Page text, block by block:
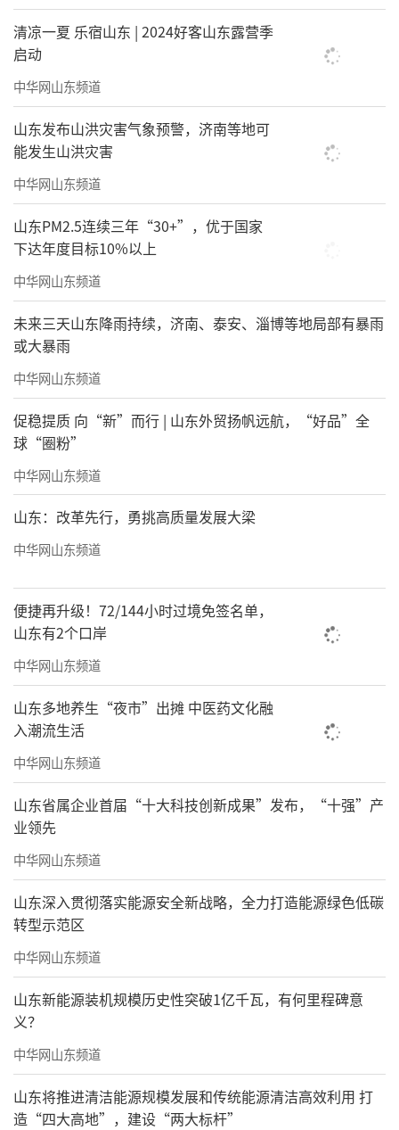
2026TAOTIE中国书香城市榜上榜前十省份
广东依旧领跑全国，以5座上榜城市蝉联省
份榜首，广州、深圳双核心引领，东莞、汕
头、佛山协同发力，凭借雄厚经济实力与开放
文化氛围，打造出一批全国知名阅读品牌，成
为书香建设的先行标杆。
湖南、江苏、山东三省各有4座城市上榜，
构成全国书香建设的中坚力量：湖南以文创产
业赋能阅读创新，长沙、衡阳、常德、株洲各
具特色；江苏凭借优质教育资源与完善服务体
系，南京、苏州、无锡、常州尽显江南书香底
蕴；山东依托儒家文化底蕴，济南、青岛、烟
台、潍坊等城市联动打造“书香齐鲁”。
福建、河北、河南、浙江各3城上榜，湖
北、辽宁各2城上榜，江西凭借南昌新晋实现零
的突破，全民阅读的版图持续扩容，东中西部
协同发展的态势愈发清晰。
结语
书香润城，贵在久久为功。2026TAOTIE中
国书香城市榜，用“稳”印证全民阅读长效深
耕成果，用“变”激励城市精细提质、良性精
进，49城坚守底色、一城新锐突围，恰恰道出
书香城市建设的核心真谛：文化建设无捷径，
唯有持续深耕、普惠为民，方能筑牢城市文
脉。
标杆引领、新秀突围，大城小城各展其
长，书香城市早已走出粗放造势的阶段，步入
精细、普惠、长效的新征程。全民阅读将持续
扎根城市，各地守文脉、优服务、创场景，让
书香从场馆走向市井，从爱好变成日常。书香
润心，文脉铸城，终会绘就全域书香、文脉绵
延的崭新气象。
清凉一夏 乐宿山东 | 2024好客山东露营季
启动
中华网山东频道
山东发布山洪灾害气象预警，济南等地可
能发生山洪灾害
中华网山东频道
山东PM2.5连续三年“30+”，优于国家
下达年度目标10%以上
中华网山东频道
未来三天山东降雨持续，济南、泰安、淄博等地局部有暴雨
或大暴雨
中华网山东频道
促稳提质 向“新”而行 | 山东外贸扬帆远航，“好品”全
球“圈粉”
中华网山东频道
山东：改革先行，勇挑高质量发展大梁
中华网山东频道
便捷再升级！72/144小时过境免签名单，
山东有2个口岸
中华网山东频道
山东多地养生“夜市”出摊 中医药文化融
入潮流生活
中华网山东频道
山东省属企业首届“十大科技创新成果”发布，“十强”产
业领先
中华网山东频道
山东深入贯彻落实能源安全新战略，全力打造能源绿色低碳
转型示范区
中华网山东频道
山东新能源装机规模历史性突破1亿千瓦，有何里程碑意
义？
中华网山东频道
山东将推进清洁能源规模发展和传统能源清洁高效利用 打
造“四大高地”，建设“两大标杆”